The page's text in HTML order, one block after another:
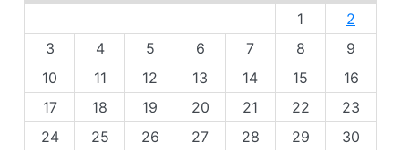
1
2
3
4 5 6 7 8
9
10
11 12 13 14 15
16
17
18 19 20 21 22
23
24
25 26 27 28 29
30